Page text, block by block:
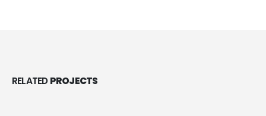
RELATEDPROJECTS